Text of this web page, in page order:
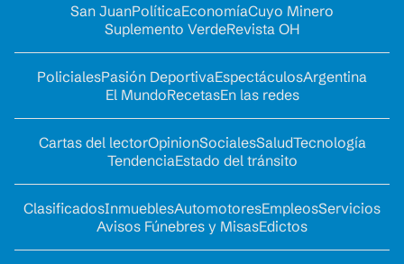
San JuanPolíticaEconomíaCuyo Minero
Suplemento VerdeRevista OH
PolicialesPasión DeportivaEspectáculosArgentina
El MundoRecetasEn las redes
Cartas del lectorOpinionSocialesSaludTecnología
TendenciaEstado del tránsito
ClasificadosInmueblesAutomotoresEmpleosServicios
Avisos Fúnebres y MisasEdictos